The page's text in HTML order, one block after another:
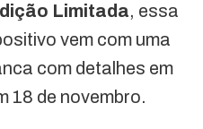
Limitada, essa
vem com uma
com detalhes em
18 de novembro.